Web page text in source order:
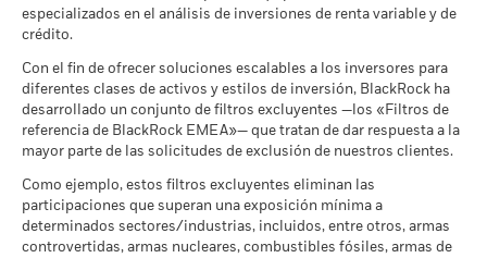
Las eventuales comisiones de entrada/salida quedan
excluidas del cálculo.
Las cifras mostradas hacen referencia a rentabilidades
pasadas.La rentabilidad pasada no es un indicador fiable de
la rentabilidad futura. Los mercados podrían evolucionar de
formas muy diferentes en el futuro. Puede ayudarle a evaluar
cómo se ha gestionado el fondo en el pasado
La rentabilidad se muestra tomando como base el Valor
Desfavorable
Moderado
Lo que puede recibir una vez deducidos los
Rendimiento medio cada año
Favorable
Lo que puede recibir una vez deducidos los
El escenario de tensión muestra lo que usted podría recibir en
circunstancias extremas de los mercados.
Calificación de Fondos ESG
de MSCI (AAA-CCC)
AA
Puntuación de Calidad ESG
de MSCI (0-10)
a 17 jul 2026
7,38
Clasificación Global de
Fondos de Lipper
a 17 jul 2026
Equity Global Income
Intensidad Media Ponderada
de Exposición al Carbono de
175,20
a 30 jun 2026
MSCI - Tabaco
MSCI - Empresas que no
cumplen lo establecido en el
Pacto Mundial de las
a 30 jun 2026
0,00%
MSCI - Carbón Térmico
a 30 jun 2026
0,00%
especializados en el análisis de inversiones de renta variable y de
crédito.
Con el fin de ofrecer soluciones escalables a los inversores para
diferentes clases de activos y estilos de inversión, BlackRock ha
desarrollado un conjunto de filtros excluyentes —los «Filtros de
referencia de BlackRock EMEA»— que tratan de dar respuesta a la
mayor parte de las solicitudes de exclusión de nuestros clientes.
Como ejemplo, estos filtros excluyentes eliminan las
participaciones que superan una exposición mínima a
determinados sectores/industrias, incluidos, entre otros, armas
controvertidas, armas nucleares, combustibles fósiles, armas de